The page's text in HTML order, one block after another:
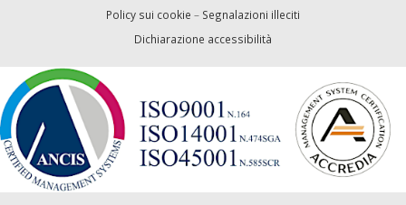
Policy sui cookie – Segnalazioni illeciti
Dichiarazione accessibilità